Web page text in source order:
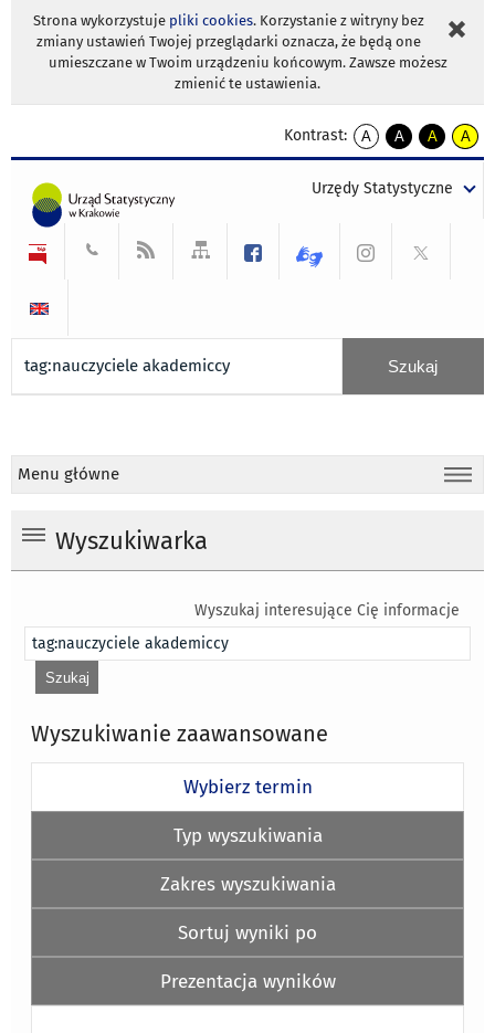
Strona wykorzystuje pliki cookies. Korzystanie z witryny bez
zmiany ustawień Twojej przeglądarki oznacza, że będą one
umieszczane w Twoim urządzeniu końcowym. Zawsze możesz
zmienić te ustawienia.
Kontrast:
A
kontrast
A
kontrast
tekst
czarnym
A
kontrast
tekst
czarnym
A
tekst
żółtym
Urzędy Statystyczne
Menu główne
Wyszukiwarka
Wyszukaj interesujące Cię informacje
Wyszukiwanie zaawansowane
Wybierz termin
Typ wyszukiwania
Zakres wyszukiwania
Sortuj wyniki po
Prezentacja wyników